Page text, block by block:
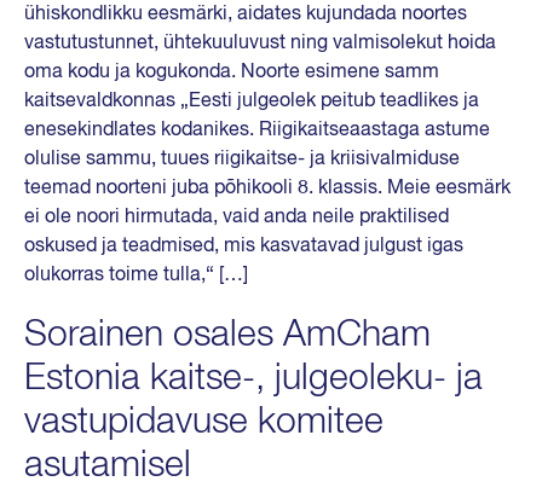
ühiskondlikku eesmärki, aidates kujundada noortes
vastutustunnet, ühtekuuluvust ning valmisolekut hoida
oma kodu ja kogukonda. Noorte esimene samm
kaitsevaldkonnas „Eesti julgeolek peitub teadlikes ja
enesekindlates kodanikes. Riigikaitseaastaga astume
olulise sammu, tuues riigikaitse- ja kriisivalmiduse
teemad noorteni juba põhikooli 8. klassis. Meie eesmärk
ei ole noori hirmutada, vaid anda neile praktilised
oskused ja teadmised, mis kasvatavad julgust igas
olukorras toime tulla,“ […]
Sorainen osales AmCham
Estonia kaitse-, julgeoleku- ja
vastupidavuse komitee
asutamisel